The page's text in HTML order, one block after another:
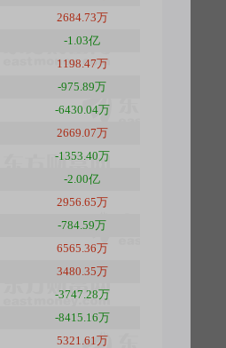
2684.73万
-1.03亿
1198.47万
-975.89万
-6430.04万
2669.07万
-1353.40万
-2.00亿
2956.65万
-784.59万
6565.36万
3480.35万
-3747.28万
-8415.16万
5321.61万